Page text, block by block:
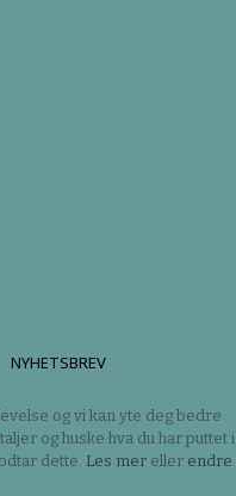
NYHETSBREV
og vi kan yte deg bedre
og huske hva du har puttet i
dette. Les mer eller endre